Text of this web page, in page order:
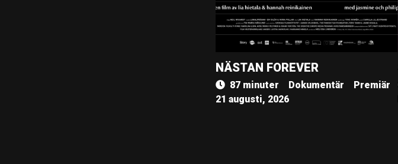
NÄSTAN FOREVER
87 minuter Dokumentär
Premiär
21 augusti, 2026